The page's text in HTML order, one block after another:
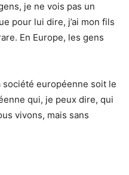
je ne vois pas un
pour lui dire, j’ai mon fils
En Europe, les gens
société européenne soit le
qui, je peux dire, qui
vivons, mais sans